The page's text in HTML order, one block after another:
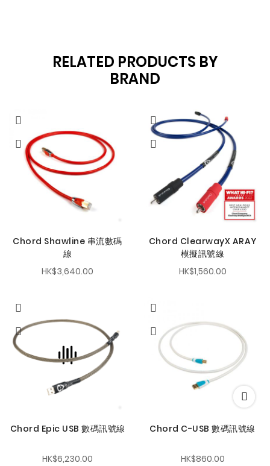
RELATED PRODUCTS BY
BRAND
Chord Shawline 串流數碼
線
HK$3,640.00
Chord ClearwayX ARAY
模擬訊號線
HK$1,560.00
Chord Epic USB 數碼訊號線
HK$6,230.00
Chord C-USB 數碼訊號線
HK$860.00